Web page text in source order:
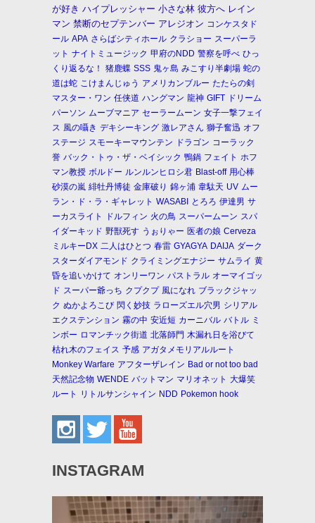
が好き ハイプレッシャー 小さな林 彼方へ レイン
マン 禁断のセプテンバー アレジオン コンケスタド
ール APA さらばシティホール クラショー スーパーラ
ット ナイトミュージック 甲府のNDD 警察を呼べ ひっ
くり返るな！
猪鹿蝶 SSS 鬼ヶ島 みこすり半劇場 蛇の
道は蛇 こけまんじゅう アメリカンブルー たたらの剣
マスター・ワン 任侠道 ハングマン 龍神 GIFT ドリーム
パーソン ムーブマニア セーラームーン 女子一撃フェイ
ス 風の囁き デキシーキング 激レアさん 獅子奮迅 オフ
ステージ スモーキーマウンテン ドラゴン コーラック
誉 バック・トゥ・ザ・ベイシック 鴨鍋 フェイト ホフ
マン教授 ボルドー ルンルンヒロシ君 Blast-off 用心棒
砂漠の嵐 緋牡丹博徒 金庫破り 錦ヶ浦 韋駄天 UV ムー
ラン・ド・ラ・ギャレット WASABI とろろ 伊達男 サ
ーカスライト
ドルフィン 火の鳥 スーパームーン スパ
イダーキッド 野獣死す うぉりゃー 医者の娘 Cerveza
ミルキーDX 二人はひとつ 春雷 GYAGYA DAIJA ダーク
スターダイアモンド クライミングエナジー サムライ 黄
昏を追いかけて オンリーワン パストラル オーマイゴッ
ド スーパー爺っち クプクプ 風になれ ブラックジャッ
ク ぬかよろこび 閃く妙技 ラローズエル穴男 シリアル
エクステンション 霧の中 安近短 カーニバル バトル ミ
ンボー ロマンチック街道 北落師門 木漏れ日を浴びて
枯れ木のフェイス 予感 アガタメモリアルルート
Monkey Warfare アフターザレイン Bad or not too bad
天然記念物 WENDE バットマン マリオネット 大爆笑
ルート
リトルサンシャイン NDD Pokemon hook
INSTAGRAM